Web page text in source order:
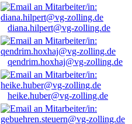
diana.hilpert@vg-zolling.de
qendrim.hoxhaj@vg-zolling.de
heike.huber@vg-zolling.de